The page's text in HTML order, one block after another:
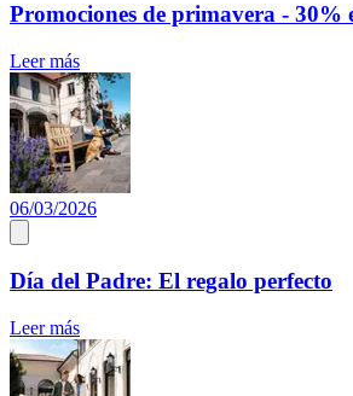
Promociones de primavera - 30%
Leer más
06/03/2026
Día del Padre: El regalo perfecto
Leer más